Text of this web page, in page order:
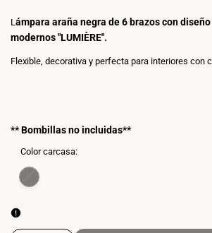
L ámpara araña negra de 6 brazos con
modernos "LUMIÈRE".
Flexible, decorativa y perfecta para interiores con
** Bombillas no incluidas**
Color carcasa: